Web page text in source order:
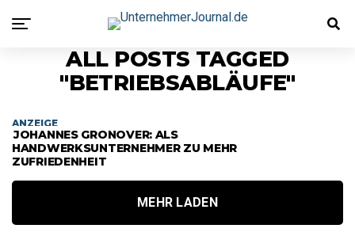
ALL POSTS TAGGED
"BETRIEBSABLÄUFE"
ANZEIGE
JOHANNES GRONOVER: ALS
HANDWERKSUNTERNEHMER ZU MEHR
ZUFRIEDENHEIT
MEHR LADEN